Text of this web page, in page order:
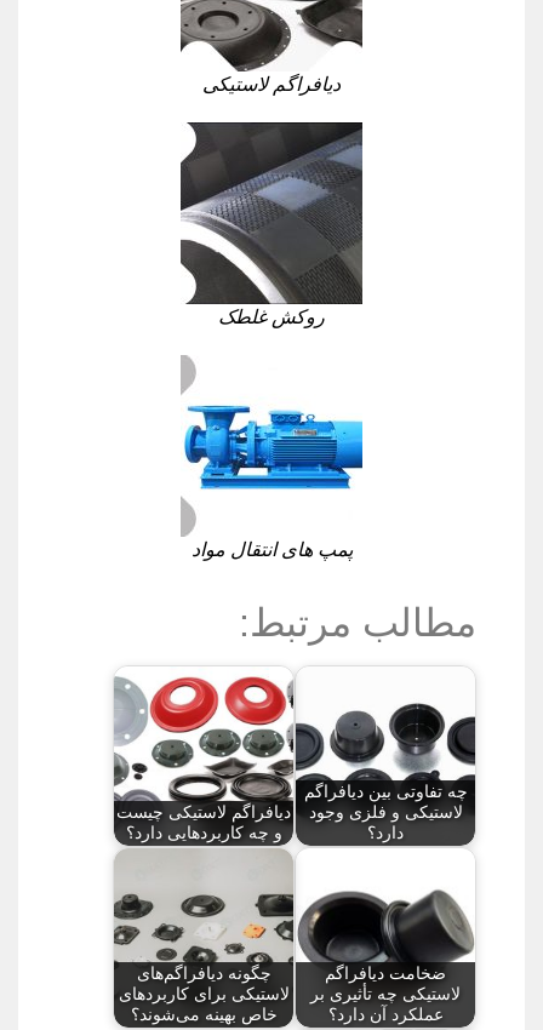
دیافراگم لاستیکی
روکش غلطک
پمپ های انتقال مواد
مطالب مرتبط:
چه تفاوتی بین دیافراگم
لاستیکی و فلزی وجود
دارد؟
دیافراگم لاستیکی چیست
و چه کاربردهایی دارد؟
ضخامت دیافراگم
لاستیکی چه تأثیری بر
عملکرد آن دارد؟
چگونه دیافراگم‌های
لاستیکی برای کاربردهای
خاص بهینه می‌شوند؟